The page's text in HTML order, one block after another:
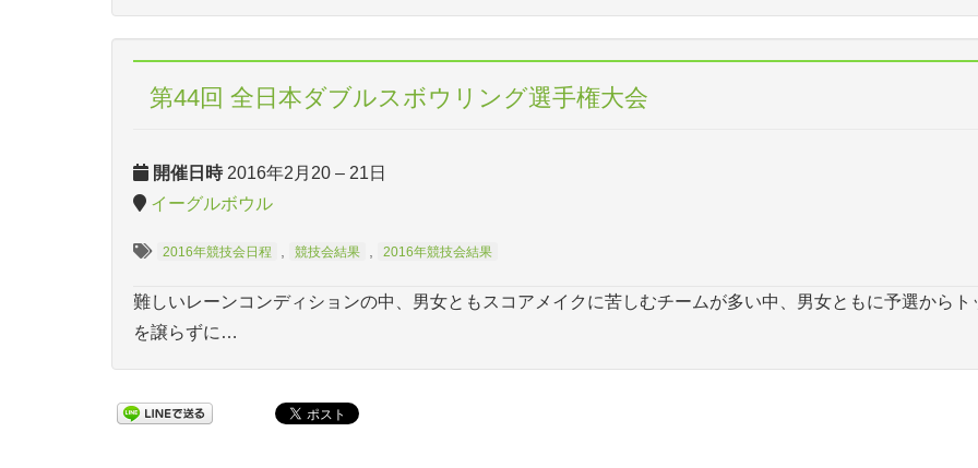
第44回 全日本ダブルスボウリング選手権大会
開催日時 2016年2月20 – 21日
イーグルボウル
2016年競技会日程 , 競技会結果 , 2016年競技会結果
難しいレーンコンディションの中、男女ともスコアメイクに苦しむチームが多い中、男女ともに予選からト
を譲らずに…